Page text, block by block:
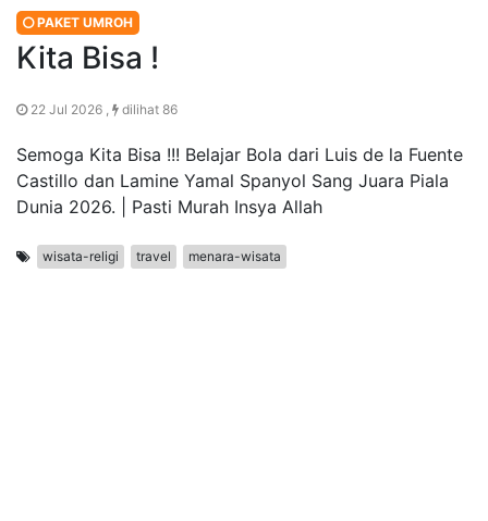
PAKET UMROH
Kita Bisa !
22 Jul 2026 , dilihat 86
Semoga Kita Bisa !!! Belajar Bola dari Luis de la Fuente
Castillo dan Lamine Yamal Spanyol Sang Juara Piala
Dunia 2026. | Pasti Murah Insya Allah
wisata-religi travel menara-wisata